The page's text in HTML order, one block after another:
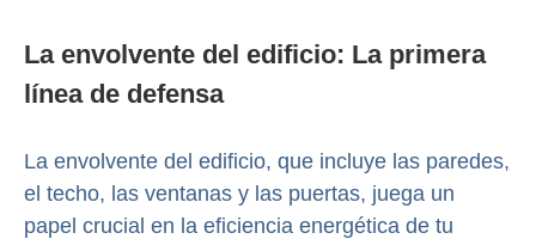
La envolvente del edificio: La primera
línea de defensa
La envolvente del edificio, que incluye las paredes,
el techo, las ventanas y las puertas, juega un
papel crucial en la eficiencia energética de tu